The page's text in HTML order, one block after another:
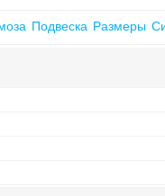
Подвеска Размеры